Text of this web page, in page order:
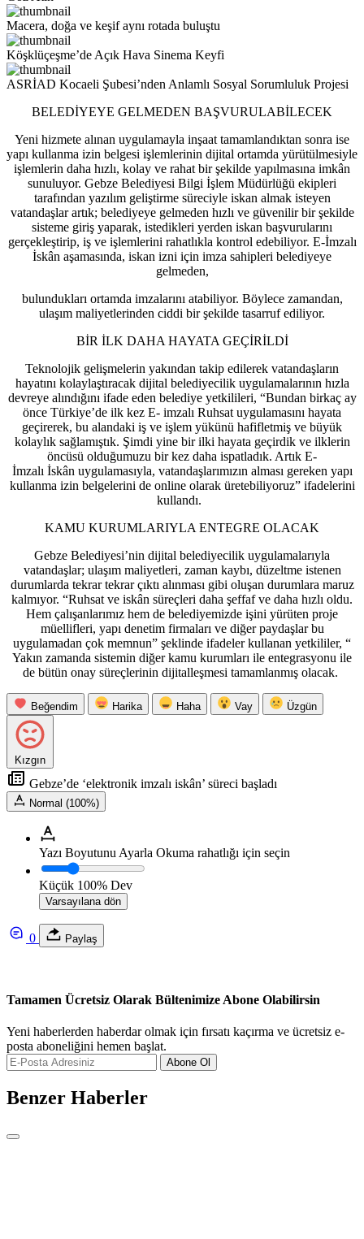
Macera, doğa ve keşif aynı rotada buluştu
Köşklüçeşme’de Açık Hava Sinema Keyfi
ASRİAD Kocaeli Şubesi’nden Anlamlı Sosyal Sorumluluk Projesi
BELEDİYEYE GELMEDEN BAŞVURULABİLECEK
Yeni hizmete alınan uygulamayla inşaat tamamlandıktan sonra ise
yapı kullanma izin belgesi işlemlerinin dijital ortamda yürütülmesiyle
işlemlerin daha hızlı, kolay ve rahat bir şekilde yapılmasına imkân
sunuluyor. Gebze Belediyesi Bilgi İşlem Müdürlüğü ekipleri
tarafından yazılım geliştirme süreciyle iskan almak isteyen
vatandaşlar artık; belediyeye gelmeden hızlı ve güvenilir bir şekilde
sisteme giriş yaparak, istedikleri yerden iskan başvurularını
gerçekleştirip, iş ve işlemlerini rahatlıkla kontrol edebiliyor. E-İmzalı
İskân aşamasında, iskan izni için imza sahipleri belediyeye
gelmeden,
bulundukları ortamda imzalarını atabiliyor. Böylece zamandan,
ulaşım maliyetlerinden ciddi bir şekilde tasarruf ediliyor.
BİR İLK DAHA HAYATA GEÇİRİLDİ
Teknolojik gelişmelerin yakından takip edilerek vatandaşların
hayatını kolaylaştıracak dijital belediyecilik uygulamalarının hızla
devreye alındığını ifade eden belediye yetkilileri, “Bundan birkaç ay
önce Türkiye’de ilk kez E- imzalı Ruhsat uygulamasını hayata
geçirerek, bu alandaki iş ve işlem yükünü hafifletmiş ve büyük
kolaylık sağlamıştık. Şimdi yine bir ilki hayata geçirdik ve ilklerin
öncüsü olduğumuzu bir kez daha ispatladık. Artık E-
İmzalı İskân uygulamasıyla, vatandaşlarımızın alması gereken yapı
kullanma izin belgelerini de online olarak üretebiliyoruz” ifadelerini
kullandı.
KAMU KURUMLARIYLA ENTEGRE OLACAK
Gebze Belediyesi’nin dijital belediyecilik uygulamalarıyla
vatandaşlar; ulaşım maliyetleri, zaman kaybı, düzeltme istenen
durumlarda tekrar tekrar çıktı alınması gibi oluşan durumlara maruz
kalmıyor. “Ruhsat ve iskân süreçleri daha şeffaf ve daha hızlı oldu.
Hem çalışanlarımız hem de belediyemizde işini yürüten proje
müellifleri, yapı denetim firmaları ve diğer paydaşlar bu
uygulamadan çok memnun” şeklinde ifadeler kullanan yetkililer, “
Yakın zamanda sistemin diğer kamu kurumları ile entegrasyonu ile
de bütün onay süreçlerinin dijitalleşmesi tamamlanmış olacak.
Beğendim Harika Haha Vay Üzgün
Kızgın
Gebze’de ‘elektronik imzalı iskân’ süreci başladı
Normal (100%)
Yazı Boyutunu Ayarla Okuma rahatlığı için seçin
Küçük 100% Dev
Varsayılana dön
0 Paylaş
Tamamen Ücretsiz Olarak Bültenimize Abone Olabilirsin
Yeni haberlerden haberdar olmak için fırsatı kaçırma ve ücretsiz e-
posta aboneliğini hemen başlat.
Abone Ol
Benzer Haberler